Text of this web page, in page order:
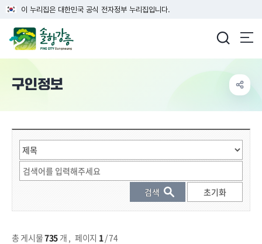
이 누리집은 대한민국 공식 전자정부 누리집입니다.
구인정보
총 게시물735개 , 페이지 1/ 74